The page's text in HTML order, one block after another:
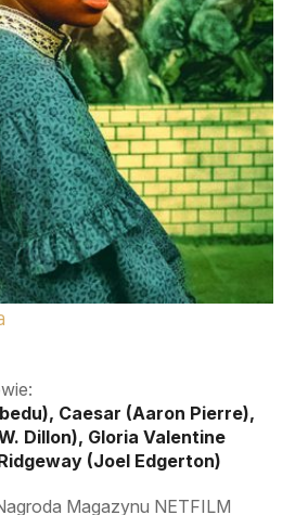
Caesar (Aaron Pierre),
Dillon), Gloria Valentine
(Joel Edgerton)
Magazynu NETFILM